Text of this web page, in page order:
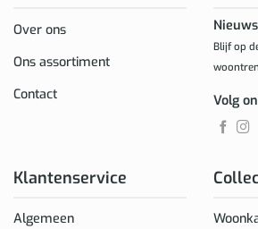
Over ons
Ons assortiment
Contact
Klantenservice
Algemeen
Blijf op
Volg